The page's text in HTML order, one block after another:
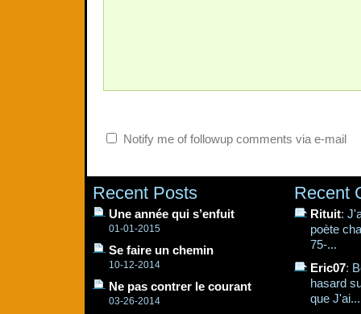
Notify me of followup comments via e-mail
Recent Posts
Une année qui s’enfuit
01-01-2015
Se faire un chemin
10-12-2014
Ne pas contrer le courant
03-26-2014
Recent
Rituit:
poète
75-...
Eric07:
hasard
que J'ai...